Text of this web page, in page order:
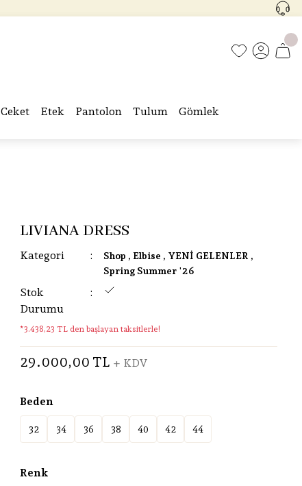
Ceket Etek Pantolon Tulum Gömlek
LIVIANA DRESS
Kategori Shop , Elbise , YENİ GELENLER ,
Spring Summer '26
Stok
Durumu
*3.438,23 TL den başlayan taksitlerle!
29.000,00 TL + KDV
Beden
32 34 36 38 40 42 44
Renk